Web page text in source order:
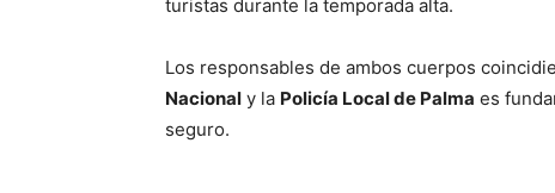
turistas durante la temporada alta.
Los responsables de ambos cuerpos
Nacional y la Policía Local de Palma es
seguro.